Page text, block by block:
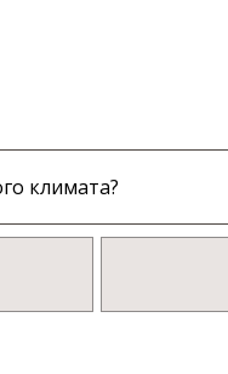
климата?